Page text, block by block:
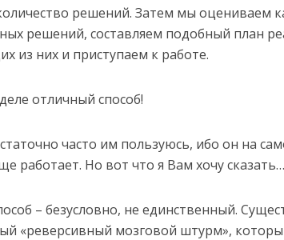
решений. Затем мы оцениваем
решений, составляем подобный план
из них и приступаем к работе.
отличный способ!
часто им пользуюсь, ибо он на
работает. Но вот что я Вам хочу сказать…
– безусловно, не единственный.
«реверсивный мозговой штурм»,